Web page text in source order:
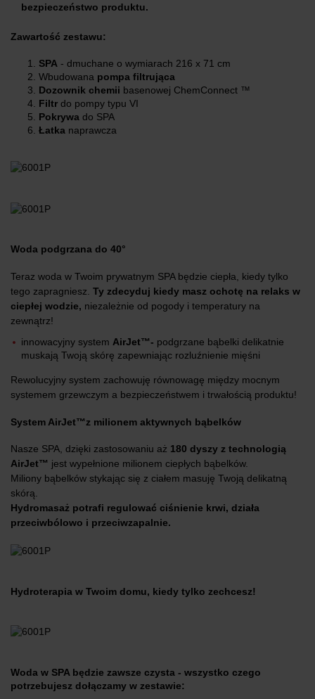
bezpieczeństwo produktu.
Zawartość zestawu:
SPA - dmuchane o wymiarach 216 x 71 cm
Wbudowana pompa filtrująca
Dozownik chemii basenowej ChemConnect ™
Filtr do pompy typu VI
Pokrywa do SPA
Łatka naprawcza
Woda podgrzana do 40°
Teraz woda w Twoim prywatnym SPA będzie ciepła, kiedy tylko
tego zapragniesz. Ty zdecyduj kiedy masz ochotę na relaks w
ciepłej wodzie, niezależnie od pogody i temperatury na
zewnątrz!
innowacyjny system AirJet™- podgrzane bąbelki delikatnie
muskają Twoją skórę zapewniając rozluźnienie mięśni
Rewolucyjny system zachowuję równowagę między mocnym
systemem grzewczym a bezpieczeństwem i trwałością produktu!
System AirJet™z milionem aktywnych bąbelków
Nasze SPA, dzięki zastosowaniu aż 180 dyszy z technologią
AirJet™ jest wypełnione milionem ciepłych bąbelków.
Miliony bąbelków stykając się z ciałem masuję Twoją delikatną
skórą.
Hydromasaż potrafi regulować ciśnienie krwi, działa
przeciwbólowo i przeciwzapalnie.
Hydroterapia w Twoim domu, kiedy tylko zechcesz!
Woda w SPA będzie zawsze czysta - wszystko czego
potrzebujesz dołączamy w zestawie: